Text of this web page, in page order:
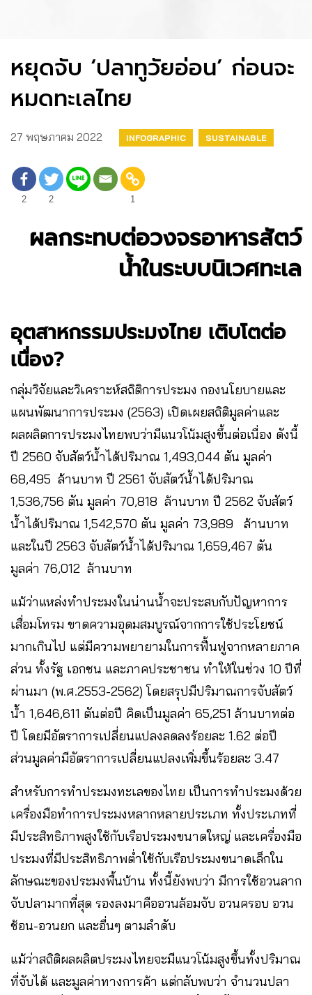
หยุดจับ ‘ปลาทูวัยอ่อน’ ก่อนจะ
หมดทะเลไทย
27 พฤษภาคม 2022 INFOGRAPHIC SUSTAINABLE
2 2 1
ผลกระทบต่อวงจรอาหารสัตว์
น้ำในระบบนิเวศทะเล
อุตสาหกรรมประมงไทย เติบโตต่อ
เนื่อง?
กลุ่มวิจัยและวิเคราะห์สถิติการประมง กองนโยบายและ
แผนพัฒนาการประมง (2563) เปิดเผยสถิติมูลค่าและ
ผลผลิตการประมงไทยพบว่ามีแนวโน้มสูงขึ้นต่อเนื่อง ดังนี้
ปี 2560 จับสัตว์น้ำได้ปริมาณ 1,493,044 ตัน มูลค่า
68,495 ล้านบาท ปี 2561 จับสัตว์น้ำได้ปริมาณ
1,536,756 ตัน มูลค่า 70,818 ล้านบาท ปี 2562 จับสัตว์
น้ำได้ปริมาณ 1,542,570 ตัน มูลค่า 73,989 ล้านบาท
และในปี 2563 จับสัตว์น้ำได้ปริมาณ 1,659,467 ตัน
มูลค่า 76,012 ล้านบาท
แม้ว่าแหล่งทำประมงในน่านน้ำจะประสบกับปัญหาการ
เสื่อมโทรม ขาดความอุดมสมบูรณ์จากการใช้ประโยชน์
มากเกินไป แต่มีความพยายามในการฟื้นฟูจากหลายภาค
ส่วน ทั้งรัฐ เอกชน และภาคประชาชน ทำให้ในช่วง 10 ปีที่
ผ่านมา (พ.ศ.2553-2562) โดยสรุปมีปริมาณการจับสัตว์
น้ำ 1,646,611 ตันต่อปี คิดเป็นมูลค่า 65,251 ล้านบาทต่อ
ปี โดยมีอัตราการเปลี่ยนแปลงลดลงร้อยละ 1.62 ต่อปี
ส่วนมูลค่ามีอัตราการเปลี่ยนแปลงเพิ่มขึ้นร้อยละ 3.47
สำหรับการทำประมงทะเลของไทย เป็นการทำประมงด้วย
เครื่องมือทำการประมงหลากหลายประเภท ทั้งประเภทที่
มีประสิทธิภาพสูงใช้กับเรือประมงขนาดใหญ่ และเครื่องมือ
ประมงที่มีประสิทธิภาพต่ำใช้กับเรือประมงขนาดเล็กใน
ลักษณะของประมงพื้นบ้าน ทั้งนี้ยังพบว่า มีการใช้อวนลาก
จับปลามากที่สุด รองลงมาคืออวนล้อมจับ อวนครอบ อวน
ช้อน-อวนยก และอื่นๆ ตามลำดับ
แม้ว่าสถิติผลผลิตประมงไทยจะมีแนวโน้มสูงขึ้นทั้งปริมาณ
ที่จับได้ และมูลค่าทางการค้า แต่กลับพบว่า จำนวนปลา